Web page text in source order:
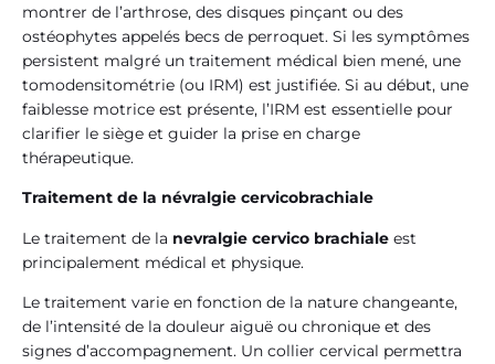
montrer de l’arthrose, des disques pinçant ou des
ostéophytes appelés becs de perroquet. Si les symptômes
persistent malgré un traitement médical bien mené, une
tomodensitométrie (ou IRM) est justifiée. Si au début, une
faiblesse motrice est présente, l’IRM est essentielle pour
clarifier le siège et guider la prise en charge
thérapeutique.
Traitement de la névralgie cervicobrachiale
Le traitement de la nevralgie cervico brachiale est
principalement médical et physique.
Le traitement varie en fonction de la nature changeante,
de l’intensité de la douleur aiguë ou chronique et des
signes d’accompagnement. Un collier cervical permettra